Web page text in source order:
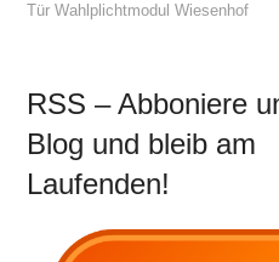
Tür Wahlplichtmodul Wiesenhof
RSS – Abboniere
Blog und bleib am
Laufenden!